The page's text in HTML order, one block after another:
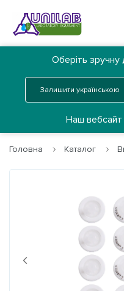
Про нас
Послуги
Головна Каталог
Previous
Оберіть зручну
Залишити українською
Наш